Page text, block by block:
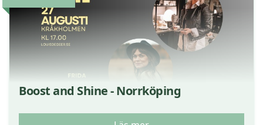
Boost and Shine - Norrköping